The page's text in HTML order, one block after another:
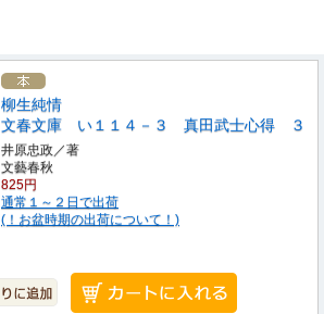
柳生純情
文春文庫 い１１４－３ 真田武士心得 ３
井原忠政／著
文藝春秋
825円
通常１～２日で出荷
(！お盆時期の出荷について！)